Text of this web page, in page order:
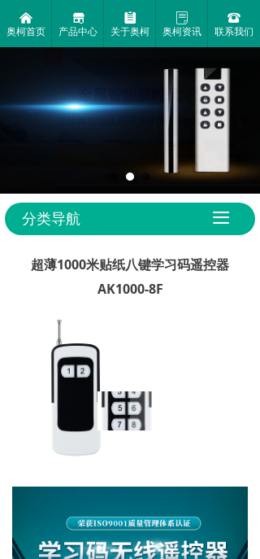
낀
奥柯首页
끵
产品中心
뀳
关于奥柯
ꂓ
奥柯资讯
뀰
联系我们
分类导航 끀
超薄1000米贴纸八键学习码遥控器
AK1000-8F